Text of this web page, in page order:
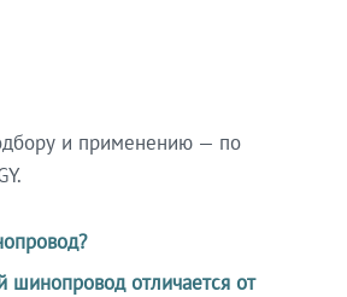
и применению — по
шинопровод отличается от